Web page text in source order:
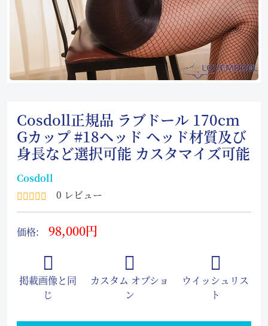
Cosdoll正規品 ラブドール 170cm
Gカップ #18ヘッド ヘッド材質及び
身長など選択可能 カスタマイズ可能
Cosdoll
0 レビュー
価格: 98,000円
掲載画像と同
じ
カスタム オプショ
ン
ウイッシュリス
ト